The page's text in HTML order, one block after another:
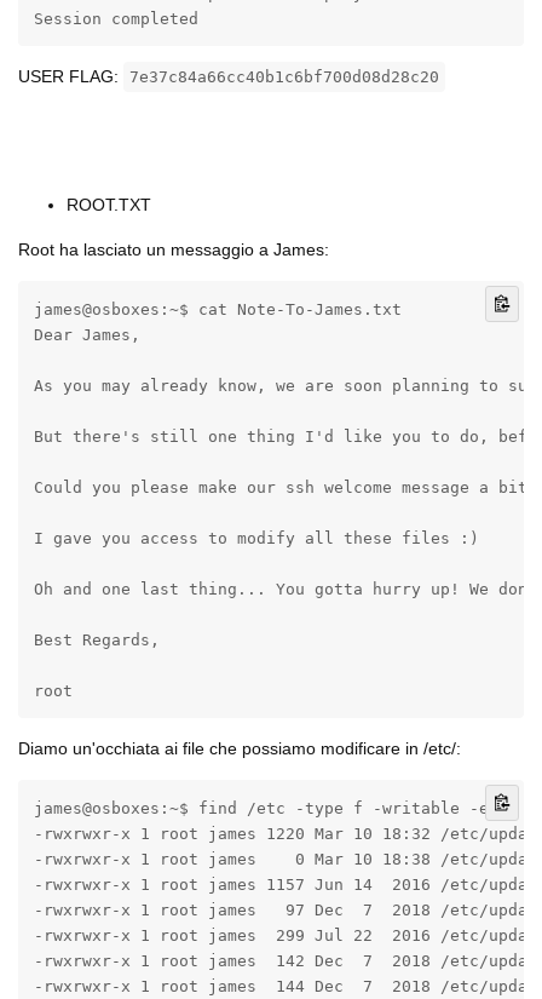
Session completed
USER FLAG: 7e37c84a66cc40b1c6bf700d08d28c20
ROOT.TXT
Root ha lasciato un messaggio a James:
james@osboxes:~$ cat Note-To-James.txt
Dear James,
As you may already know, we are soon planning to
But there's still one thing I'd like you to do,
Could you please make our ssh welcome message a
I gave you access to modify all these files :)
Oh and one last thing... You gotta hurry up! We
Best Regards,
root
Diamo un'occhiata ai file che possiamo modificare in /etc/:
james@osboxes:~$ find /etc -type f -writable -
-rwxrwxr-x 1 root james 1220 Mar 10 18:32 /etc/
-rwxrwxr-x 1 root james    0 Mar 10 18:38 /etc/
-rwxrwxr-x 1 root james 1157 Jun 14  2016 /etc/
-rwxrwxr-x 1 root james   97 Dec  7  2018 /etc/
-rwxrwxr-x 1 root james  299 Jul 22  2016 /etc/
-rwxrwxr-x 1 root james  142 Dec  7  2018 /etc/
-rwxrwxr-x 1 root james  144 Dec  7  2018 /etc/